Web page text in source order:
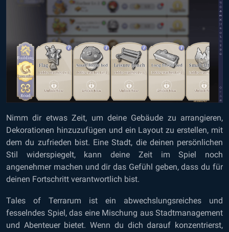
Nimm dir etwas Zeit, um deine Gebäude zu arrangieren,
Dekorationen hinzuzufügen und ein Layout zu erstellen, mit
dem du zufrieden bist. Eine Stadt, die deinen persönlichen
Stil widerspiegelt, kann deine Zeit im Spiel noch
angenehmer machen und dir das Gefühl geben, dass du für
deinen Fortschritt verantwortlich bist.
Tales of Terrarum ist ein abwechslungsreiches und
fesselndes Spiel, das eine Mischung aus Stadtmanagement
und Abenteuer bietet. Wenn du dich darauf konzentrierst,